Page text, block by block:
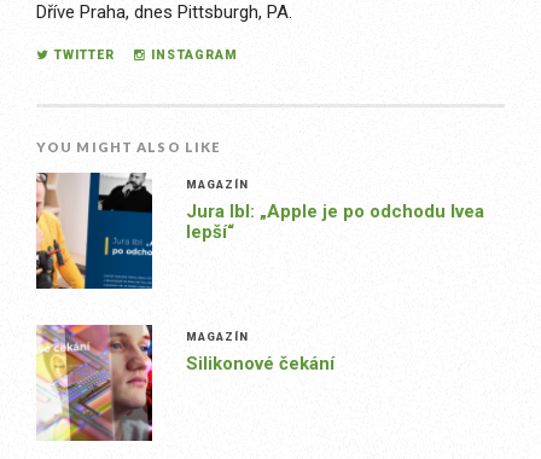
Dříve Praha, dnes Pittsburgh, PA.
TWITTER INSTAGRAM
YOU MIGHT ALSO LIKE
MAGAZÍN
Jura Ibl: „Apple je po odchodu Ivea
lepší“
MAGAZÍN
Silikonové čekání